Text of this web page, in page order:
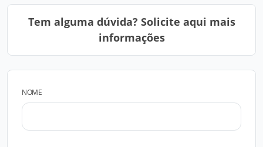
Tem alguma dúvida? Solicite aqui mais
informações
NOME